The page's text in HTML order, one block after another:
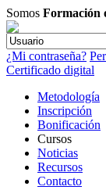
Somos Formación
¿Mi contraseña?
Certificado digital
Metodología
Inscripción
Bonificación
Cursos
Noticias
Recursos
Contacto